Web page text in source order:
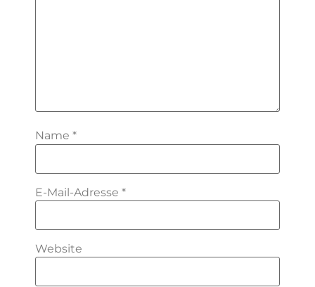
Name *
E-Mail-Adresse *
Website